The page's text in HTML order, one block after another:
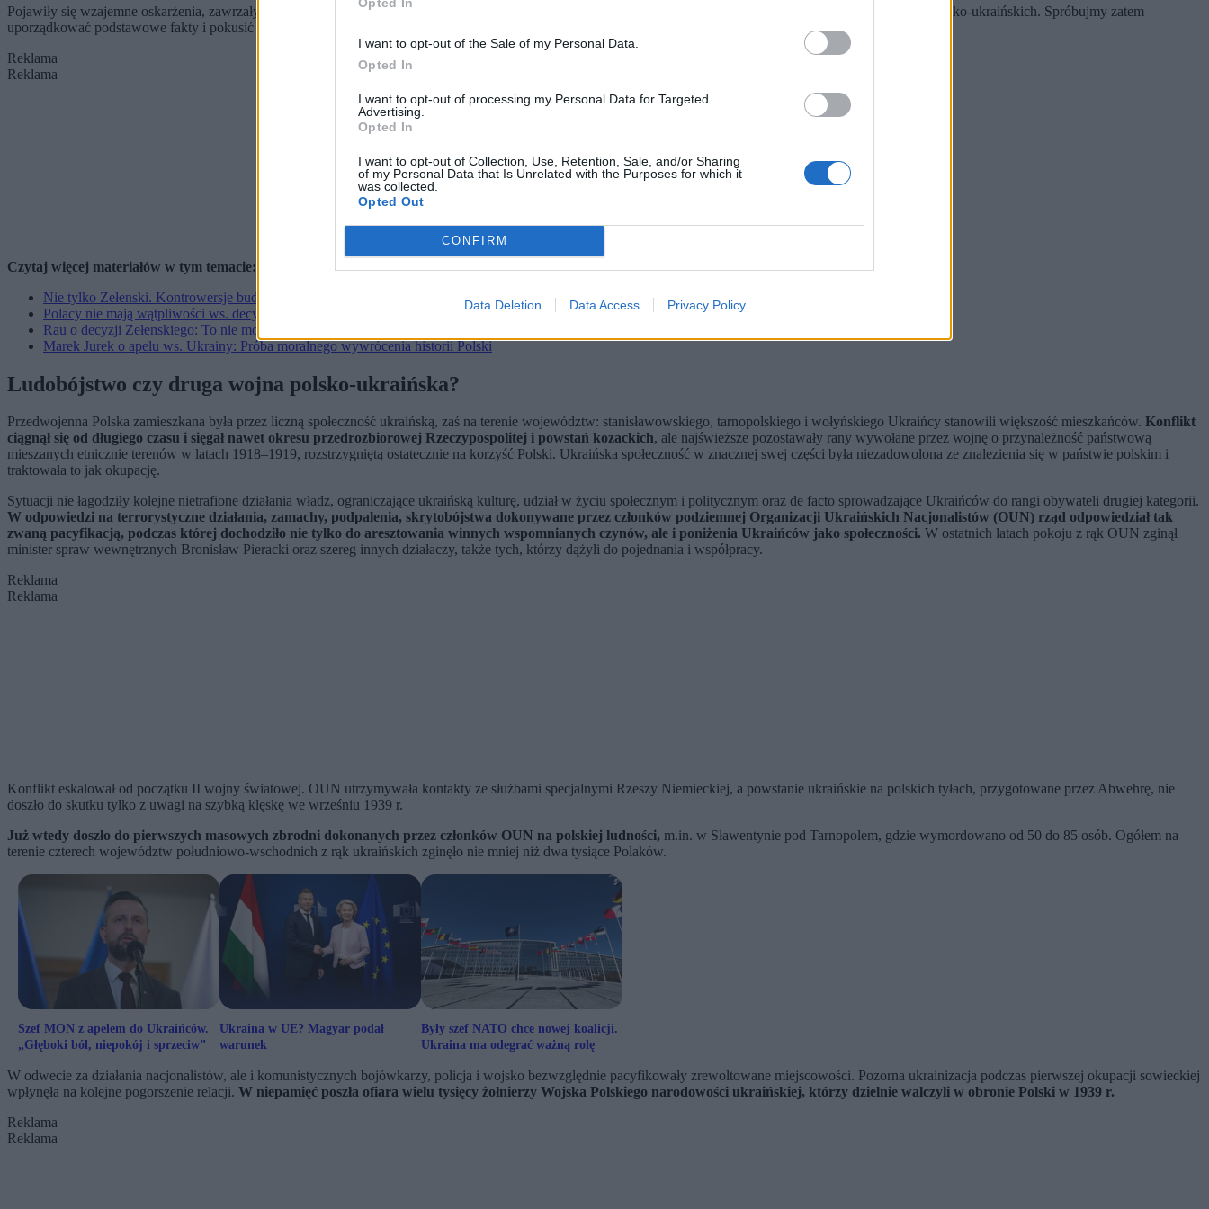
I want to opt-out of the Sale of my Personal Data.
Opted In
I want to opt-out of processing my Personal Data for Targeted
Advertising.
Opted In
I want to opt-out of Collection, Use, Retention, Sale, and/or Sharing
of my Personal Data that Is Unrelated with the Purposes for which it
was collected.
Opted Out
CONFIRM
Data Deletion Data Access Privacy Policy
Pojawiły się wzajemne oskarżenia, zawrzały media społecznościowe, w których napięcie sięga zenitu, wreszcie zaczęto nawet stawiać pytania o przyszłość relacji polsko-ukraińskich. Spróbujmy zatem
uporządkować podstawowe fakty i pokusić się o ich ocenę.
Reklama
Reklama
Czytaj więcej materiałów w tym temacie:
Nie tylko Zełenski. Kontrowersje budzili również inni kawalerzy Orderu Orła Białego
Polacy nie mają wątpliwości ws. decyzji Zełenskiego. Najnowszy sondaż
Rau o decyzji Zełenskiego: To nie mogła być kwestia niewiedzy
Marek Jurek o apelu ws. Ukrainy: Próba moralnego wywrócenia historii Polski
Ludobójstwo czy druga wojna polsko-ukraińska?
Przedwojenna Polska zamieszkana była przez liczną społeczność ukraińską, zaś na terenie województw: stanisławowskiego, tarnopolskiego i wołyńskiego Ukraińcy stanowili większość mieszkańców. Konflikt
ciągnął się od długiego czasu i sięgał nawet okresu przedrozbiorowej Rzeczypospolitej i powstań kozackich, ale najświeższe pozostawały rany wywołane przez wojnę o przynależność państwową
mieszanych etnicznie terenów w latach 1918–1919, rozstrzygniętą ostatecznie na korzyść Polski. Ukraińska społeczność w znacznej swej części była niezadowolona ze znalezienia się w państwie polskim i
traktowała to jak okupację.
Sytuacji nie łagodziły kolejne nietrafione działania władz, ograniczające ukraińską kulturę, udział w życiu społecznym i politycznym oraz de facto sprowadzające Ukraińców do rangi obywateli drugiej kategorii.
W odpowiedzi na terrorystyczne działania, zamachy, podpalenia, skrytobójstwa dokonywane przez członków podziemnej Organizacji Ukraińskich Nacjonalistów (OUN) rząd odpowiedział tak
zwaną pacyfikacją, podczas której dochodziło nie tylko do aresztowania winnych wspomnianych czynów, ale i poniżenia Ukraińców jako społeczności. W ostatnich latach pokoju z rąk OUN zginął
minister spraw wewnętrznych Bronisław Pieracki oraz szereg innych działaczy, także tych, którzy dążyli do pojednania i współpracy.
Reklama
Reklama
Konflikt eskalował od początku II wojny światowej. OUN utrzymywała kontakty ze służbami specjalnymi Rzeszy Niemieckiej, a powstanie ukraińskie na polskich tyłach, przygotowane przez Abwehrę, nie
doszło do skutku tylko z uwagi na szybką klęskę we wrześniu 1939 r.
Już wtedy doszło do pierwszych masowych zbrodni dokonanych przez członków OUN na polskiej ludności, m.in. w Sławentynie pod Tarnopolem, gdzie wymordowano od 50 do 85 osób. Ogółem na
terenie czterech województw południowo-wschodnich z rąk ukraińskich zginęło nie mniej niż dwa tysiące Polaków.
Szef MON z apelem do Ukraińców.
„Głęboki ból, niepokój i sprzeciw”
Ukraina w UE? Magyar podał
warunek
Były szef NATO chce nowej koalicji.
Ukraina ma odegrać ważną rolę
W odwecie za działania nacjonalistów, ale i komunistycznych bojówkarzy, policja i wojsko bezwzględnie pacyfikowały zrewoltowane miejscowości. Pozorna ukrainizacja podczas pierwszej okupacji sowieckiej
wpłynęła na kolejne pogorszenie relacji. W niepamięć poszła ofiara wielu tysięcy żołnierzy Wojska Polskiego narodowości ukraińskiej, którzy dzielnie walczyli w obronie Polski w 1939 r.
Reklama
Reklama